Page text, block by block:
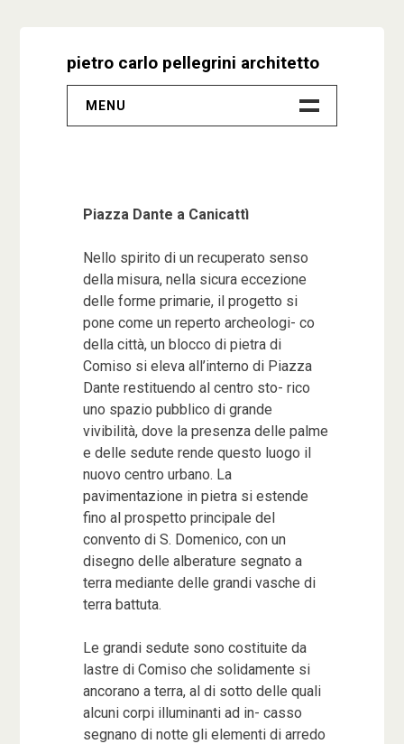
pietro carlo pellegrini architetto
MENU
Video
Studio
Contatti
Piazza Dante a Canicattì
Nello spirito di un recuperato senso
della misura, nella sicura eccezione
delle forme primarie, il progetto si
pone come un reperto archeologi- co
della città, un blocco di pietra di
Comiso si eleva all’interno di Piazza
Dante restituendo al centro sto- rico
uno spazio pubblico di grande
vivibilità, dove la presenza delle palme
e delle sedute rende questo luogo il
nuovo centro urbano. La
pavimentazione in pietra si estende
fino al prospetto principale del
convento di S. Domenico, con un
disegno delle alberature segnato a
terra mediante delle grandi vasche di
terra battuta.
Le grandi sedute sono costituite da
lastre di Comiso che solidamente si
ancorano a terra, al di sotto delle quali
alcuni corpi illuminanti ad in- casso
segnano di notte gli elementi di arredo